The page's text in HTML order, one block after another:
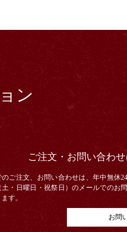
ン
ご注文・お問い合わ
のご注文、お問い合わせは、年中無休
土・日曜日・祝祭日）のメールでのお
す。
お問